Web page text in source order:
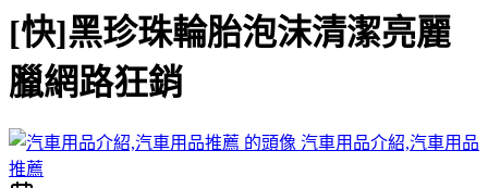
[快]黑珍珠輪胎泡沫清潔亮麗
臘網路狂銷
汽車用品介紹,汽車用品
推薦